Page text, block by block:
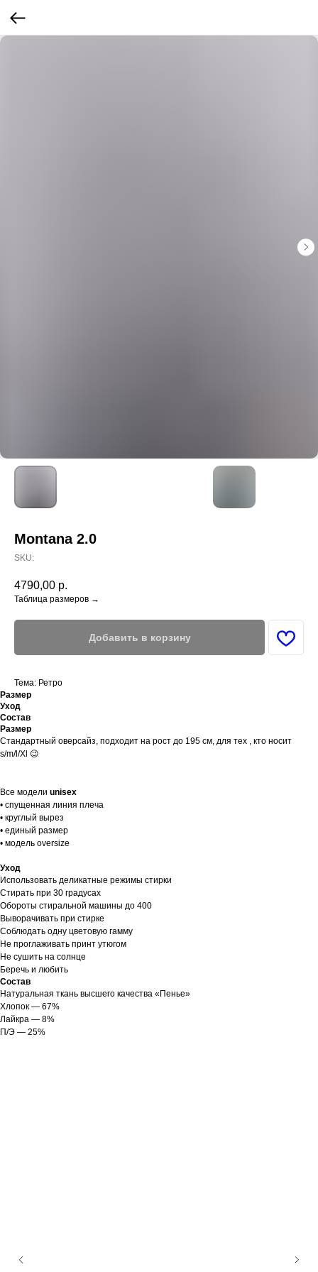
Montana 2.0
SKU:
4790,00 р.
Таблица размеров →
Добавить в корзину
Тема: Ретро
Размер
Уход
Состав
Размер
Стандартный оверсайз, подходит на рост до 195 см, для тех , кто носит
s/m/l/Xl 😉
Все модели unisex
• спущенная линия плеча
• круглый вырез
• единый размер
• модель oversize
Уход
Использовать деликатные режимы стирки
Стирать при 30 градусах
Обороты стиральной машины до 400
Выворачивать при стирке
Соблюдать одну цветовую гамму
Не проглаживать принт утюгом
Не сушить на солнце
Беречь и любить
Состав
Натуральная ткань высшего качества «Пенье»
Хлопок — 67%
Лайкра — 8%
П/Э — 25%